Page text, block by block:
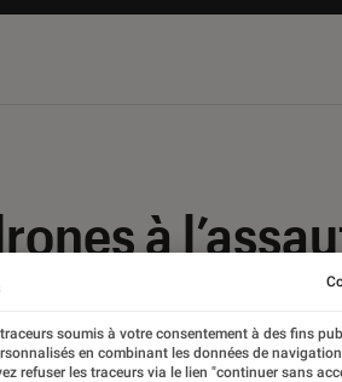
à
soumis à votre consentement à des fins
en combinant les données de
refuser les traceurs via le lien "continuer sans